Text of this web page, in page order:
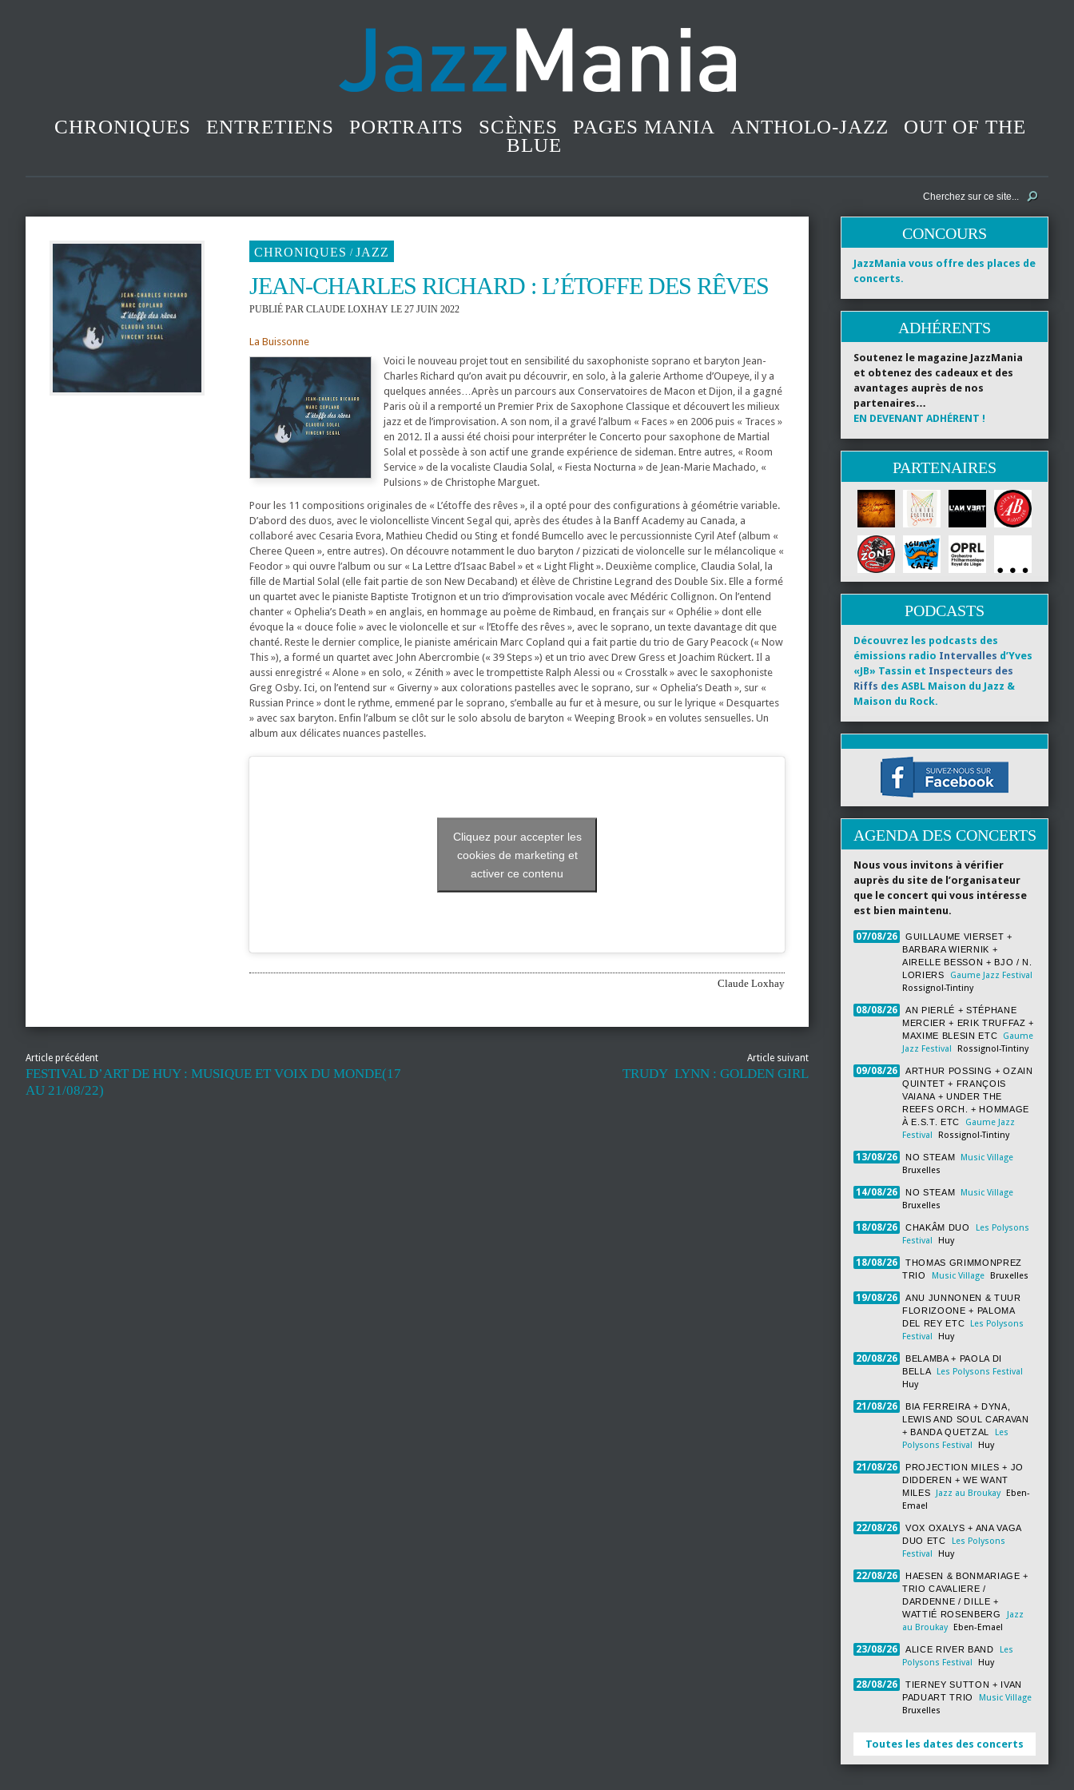
CHRONIQUES ENTRETIENS PORTRAITS SCÈNES PAGES MANIA ANTHOLO-JAZZ
OUT OF THE
BLUE
CHRONIQUES / JAZZ
JEAN-CHARLES RICHARD : L’ÉTOFFE DES RÊVES
PUBLIÉ PAR CLAUDE LOXHAY LE 27 JUIN 2022
La Buissonne
Voici le nouveau projet tout en sensibilité du saxophoniste soprano et baryton Jean-
Charles Richard qu’on avait pu découvrir, en solo, à la galerie Arthome d’Oupeye, il y a
quelques années…Après un parcours aux Conservatoires de Macon et Dijon, il a gagné
Paris où il a remporté un Premier Prix de Saxophone Classique et découvert les milieux
jazz et de l’improvisation. A son nom, il a gravé l’album « Faces » en 2006 puis « Traces »
en 2012. Il a aussi été choisi pour interpréter le Concerto pour saxophone de Martial
Solal et possède à son actif une grande expérience de sideman. Entre autres, « Room
Service » de la vocaliste Claudia Solal, « Fiesta Nocturna » de Jean-Marie Machado, «
Pulsions » de Christophe Marguet.
Pour les 11 compositions originales de « L’étoffe des rêves », il a opté pour des configurations à géométrie variable.
D’abord des duos, avec le violoncelliste Vincent Segal qui, après des études à la Banff Academy au Canada, a
collaboré avec Cesaria Evora, Mathieu Chedid ou Sting et fondé Bumcello avec le percussionniste Cyril Atef (album «
Cheree Queen », entre autres). On découvre notamment le duo baryton / pizzicati de violoncelle sur le mélancolique «
Feodor » qui ouvre l’album ou sur « La Lettre d’Isaac Babel » et « Light Flight ». Deuxième complice, Claudia Solal, la
fille de Martial Solal (elle fait partie de son New Decaband) et élève de Christine Legrand des Double Six. Elle a formé
un quartet avec le pianiste Baptiste Trotignon et un trio d’improvisation vocale avec Médéric Collignon. On l’entend
chanter « Ophelia’s Death » en anglais, en hommage au poème de Rimbaud, en français sur « Ophélie » dont elle
évoque la « douce folie » avec le violoncelle et sur « l’Etoffe des rêves », avec le soprano, un texte davantage dit que
chanté. Reste le dernier complice, le pianiste américain Marc Copland qui a fait partie du trio de Gary Peacock (« Now
This »), a formé un quartet avec John Abercrombie (« 39 Steps ») et un trio avec Drew Gress et Joachim Rückert. Il a
aussi enregistré « Alone » en solo, « Zénith » avec le trompettiste Ralph Alessi ou « Crosstalk » avec le saxophoniste
Greg Osby. Ici, on l’entend sur « Giverny » aux colorations pastelles avec le soprano, sur « Ophelia’s Death », sur «
Russian Prince » dont le rythme, emmené par le soprano, s’emballe au fur et à mesure, ou sur le lyrique « Desquartes
» avec sax baryton. Enfin l’album se clôt sur le solo absolu de baryton « Weeping Brook » en volutes sensuelles. Un
album aux délicates nuances pastelles.
Cliquez pour accepter les
cookies de marketing et
activer ce contenu
Claude Loxhay
Article précédent
FESTIVAL D’ART DE HUY : MUSIQUE ET VOIX DU MONDE(17
AU 21/08/22)
Article suivant
TRUDY LYNN : GOLDEN GIRL
CONCOURS
JazzMania vous offre des places de
concerts.
ADHÉRENTS
Soutenez le magazine JazzMania
et obtenez des cadeaux et des
avantages auprès de nos
partenaires…
EN DEVENANT ADHÉRENT !
PARTENAIRES
PODCASTS
Découvrez les podcasts des
émissions radio Intervalles d’Yves
«JB» Tassin et Inspecteurs des
Riffs des ASBL Maison du Jazz &
Maison du Rock.
AGENDA DES CONCERTS
Nous vous invitons à vérifier
auprès du site de l’organisateur
que le concert qui vous intéresse
est bien maintenu.
07/08/26
GUILLAUME VIERSET +
BARBARA WIERNIK +
AIRELLE BESSON + BJO / N.
LORIERS
Gaume Jazz Festival
Rossignol-Tintiny
08/08/26
AN PIERLÉ + STÉPHANE
MERCIER + ERIK TRUFFAZ +
MAXIME BLESIN ETC
Gaume
Jazz Festival
Rossignol-Tintiny
09/08/26
ARTHUR POSSING + OZAIN
QUINTET + FRANÇOIS
VAIANA + UNDER THE
REEFS ORCH. + HOMMAGE
À E.S.T. ETC
Gaume Jazz
Festival
Rossignol-Tintiny
13/08/26 NO STEAM
Music Village
Bruxelles
14/08/26 NO STEAM
Music Village
Bruxelles
18/08/26 CHAKÂM DUO
Les Polysons
Festival
Huy
18/08/26
THOMAS GRIMMONPREZ
TRIO
Music Village Bruxelles
19/08/26
ANU JUNNONEN & TUUR
FLORIZOONE + PALOMA
DEL REY ETC
Les Polysons
Festival
Huy
20/08/26
BELAMBA + PAOLA DI
BELLA
Les Polysons Festival
Huy
21/08/26
BIA FERREIRA + DYNA,
LEWIS AND SOUL CARAVAN
+ BANDA QUETZAL
Les
Polysons Festival
Huy
21/08/26
PROJECTION MILES + JO
DIDDEREN + WE WANT
MILES
Jazz au Broukay Eben-
Emael
22/08/26
VOX OXALYS + ANA VAGA
DUO ETC
Les Polysons
Festival
Huy
22/08/26
HAESEN & BONMARIAGE +
TRIO CAVALIERE /
DARDENNE / DILLE +
WATTIÉ ROSENBERG
Jazz
au Broukay
Eben-Emael
23/08/26 ALICE RIVER BAND
Les
Polysons Festival
Huy
28/08/26
TIERNEY SUTTON + IVAN
PADUART TRIO
Music Village
Bruxelles
Toutes les dates des concerts